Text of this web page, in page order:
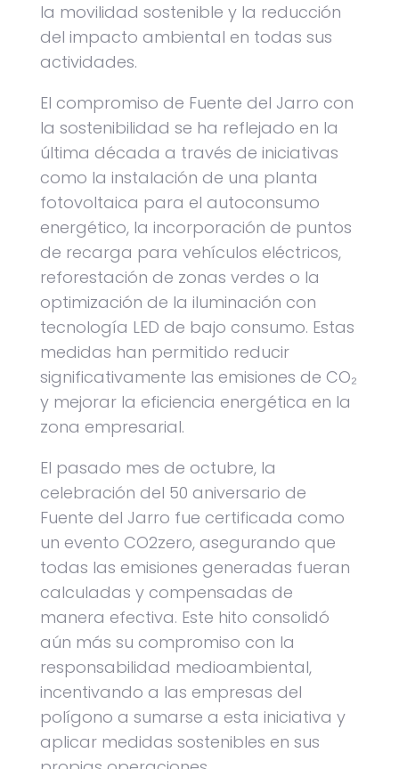
la movilidad sostenible y la reducción
del impacto ambiental en todas sus
actividades.
El compromiso de Fuente del Jarro con
la sostenibilidad se ha reflejado en la
última década a través de iniciativas
como la instalación de una planta
fotovoltaica para el autoconsumo
energético, la incorporación de puntos
de recarga para vehículos eléctricos,
reforestación de zonas verdes o la
optimización de la iluminación con
tecnología LED de bajo consumo. Estas
medidas han permitido reducir
significativamente las emisiones de CO₂
y mejorar la eficiencia energética en la
zona empresarial.
El pasado mes de octubre, la
celebración del 50 aniversario de
Fuente del Jarro fue certificada como
un evento CO2zero, asegurando que
todas las emisiones generadas fueran
calculadas y compensadas de
manera efectiva. Este hito consolidó
aún más su compromiso con la
responsabilidad medioambiental,
incentivando a las empresas del
polígono a sumarse a esta iniciativa y
aplicar medidas sostenibles en sus